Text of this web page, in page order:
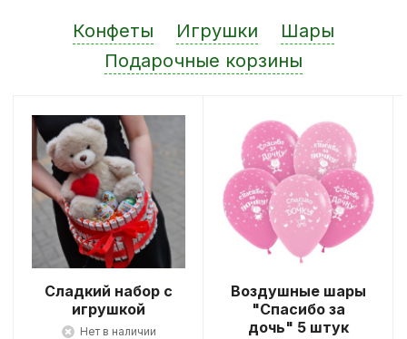
Конфеты Игрушки
Шары
Подарочные корзины
Сладкий набор с
игрушкой
Нет в наличии
Воздушные шары
"Спасибо за
дочь" 5 штук